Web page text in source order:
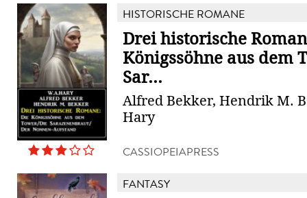
HISTORISCHE ROMANE
Drei historische
Königssöhne aus dem
Sar...
Alfred Bekker, Hendrik M.
Hary
CASSIOPEIAPRESS
FANTASY